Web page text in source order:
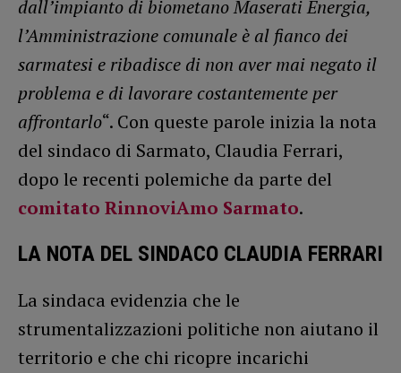
dall’impianto di biometano Maserati Energia,
l’Amministrazione comunale è al fianco dei
sarmatesi e ribadisce di non aver mai negato il
problema e di lavorare costantemente per
affrontarlo“. Con queste parole inizia la nota
del sindaco di Sarmato, Claudia Ferrari,
dopo le recenti polemiche da parte del
comitato RinnoviAmo Sarmato.
LA NOTA DEL SINDACO CLAUDIA FERRARI
La sindaca evidenzia che le
strumentalizzazioni politiche non aiutano il
territorio e che chi ricopre incarichi